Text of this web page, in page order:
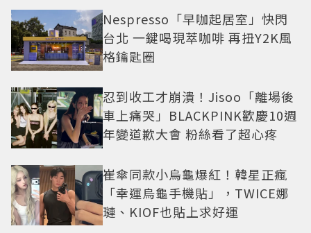
Nespresso「早咖起居室」快閃
台北 一鍵喝現萃咖啡 再扭Y2K風
格鑰匙圈
忍到收工才崩潰！Jisoo「離場後
車上痛哭」BLACKPINK歡慶10週
年變道歉大會 粉絲看了超心疼
崔傘同款小烏龜爆紅！韓星正瘋
「幸運烏龜手機貼」，TWICE娜
璉、KIOF也貼上求好運